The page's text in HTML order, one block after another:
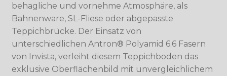
behagliche und vornehme Atmosphäre, als
Bahnenware, SL-Fliese oder abgepasste
Teppichbrücke. Der Einsatz von
unterschiedlichen Antron® Polyamid 6.6 Fasern
von Invista, verleiht diesem Teppichboden das
exklusive Oberflächenbild mit unvergleichlichem